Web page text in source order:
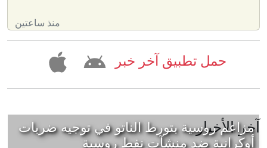
منذ ساعتين
حمل تطبيق آخر خبر
آخر الأخبار
مزاعم روسية بتورط الناتو في توجيه ضربات
أوكرانية ضد منشآت نفط روسية